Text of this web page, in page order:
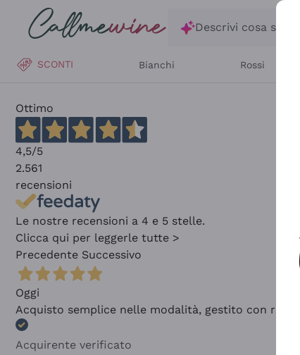
Salta al contenuto principale
Descrivi cosa stai
SCONTI Bianchi Rossi
Ottimo
4,5/5
2.561
recensioni
Le nostre recensioni a 4 e 5 stelle.
Clicca qui per leggerle tutte >
Precedente Successivo
Oggi
Acquisto semplice nelle modalità, gestito con
Acquirente verificato